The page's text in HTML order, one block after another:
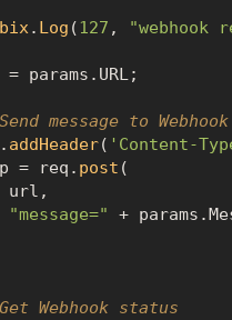
. Log (127 , "webhook
params. URL;
message to Webhook
addHeader( 'Content-
= req. post (
"message=" + params.
Webhook status